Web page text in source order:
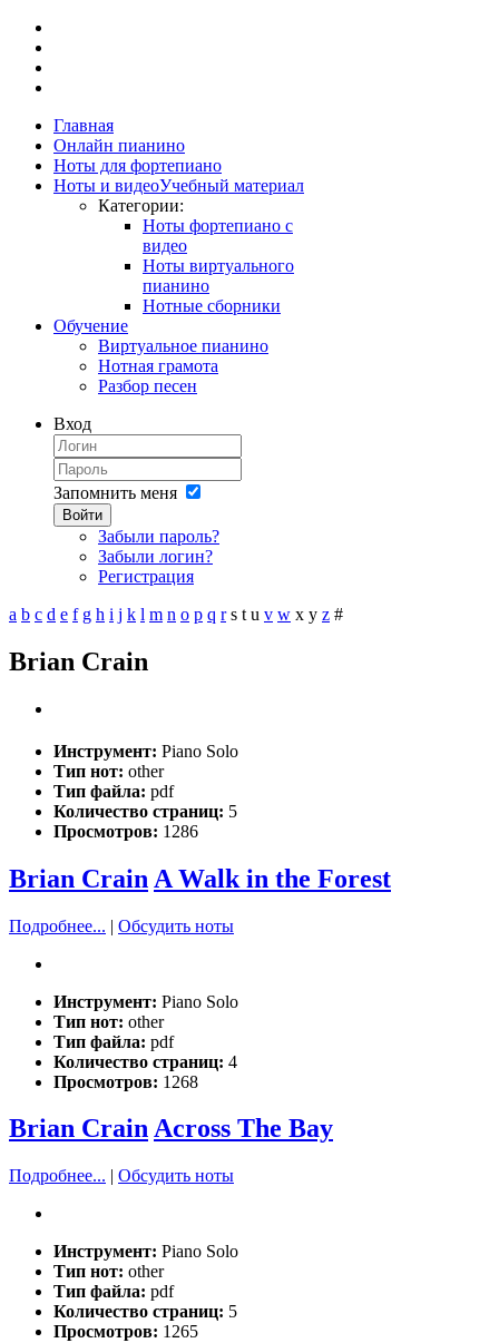
Главная
Онлайн пианино
Ноты для фортепиано
Ноты и видеоУчебный материал
Категории:
Ноты фортепиано с
видео
Ноты виртуального
пианино
Нотные сборники
Обучение
Виртуальное пианино
Нотная грамота
Разбор песен
Вход
Запомнить меня
Войти
Забыли пароль?
Забыли логин?
Регистрация
a b c d e f g h i j k l m n o p q r s t u v w x y z #
Brian Crain
Инструмент: Piano Solo
Тип нот: other
Тип файла: pdf
Количество страниц: 5
Просмотров: 1286
Brian Crain A Walk in the Forest
Подробнее... | Обсудить ноты
Инструмент: Piano Solo
Тип нот: other
Тип файла: pdf
Количество страниц: 4
Просмотров: 1268
Brian CrainAcross The Bay
Подробнее... | Обсудить ноты
Инструмент: Piano Solo
Тип нот: other
Тип файла: pdf
Количество страниц: 5
Просмотров: 1265